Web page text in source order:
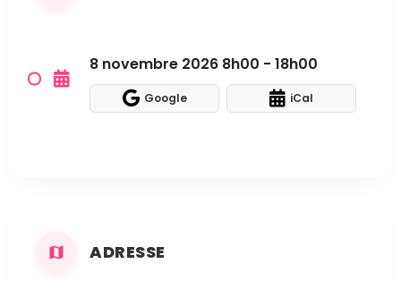
8 novembre 2026 8h00 - 18h00
Google iCal
ADRESSE